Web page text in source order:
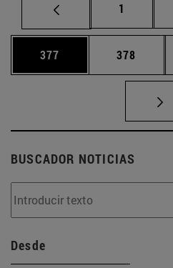
Página
1
Página
377 Página
378
BUSCADOR NOTICIAS
Desde